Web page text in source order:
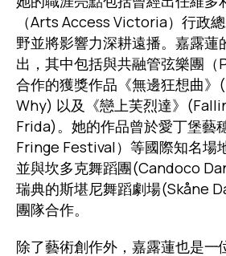
（Arts Access Victoria）行政
野並將影響力深耕遠播。嘉露蓮
出，其中包括與共融管弦樂團（
合作的獲獎作品《無邊狂想曲
Why) 以及《戀上芙烈達》
Frida)。她的作品曾於愛丁堡藝
Fringe Festival）等國際知名場
並與坎多克舞蹈團(Candoco
瑞典的斯堪尼舞蹈劇場(Skåne
團隊合作。
除了藝術創作外，嘉露蓮也是一